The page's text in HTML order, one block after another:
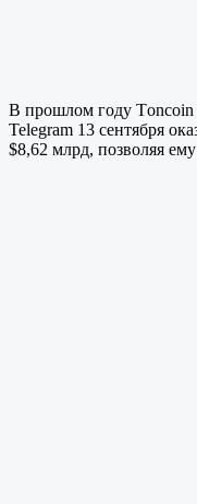
В прошлом году Tоncoin
Telegram 13 сентября
$8,62 млрд, позволяя